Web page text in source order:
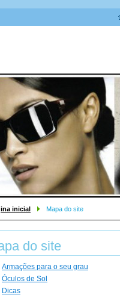
inicial Mapa do site
do site
Armações para o seu grau
Óculos de Sol
Dicas